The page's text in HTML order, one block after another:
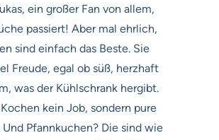
ein großer Fan von allem,
passiert! Aber mal ehrlich,
sind einfach das Beste. Sie
Freude, egal ob süß, herzhaft
was der Kühlschrank hergibt.
kein Job, sondern pure
Pfannkuchen? Die sind wie